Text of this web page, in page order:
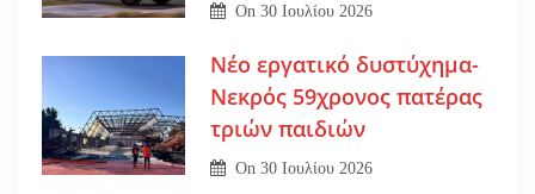
On30 Ιουλίου 2026
Νέο εργατικό δυστύχημα-
Νεκρός 59χρονος πατέρας
τριών παιδιών
On30 Ιουλίου 2026